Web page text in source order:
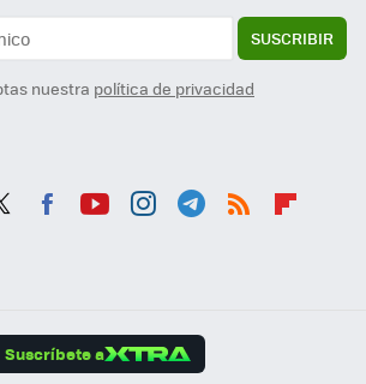
SUSCRIBIR
nuestra política de privacidad
Suscríbete a